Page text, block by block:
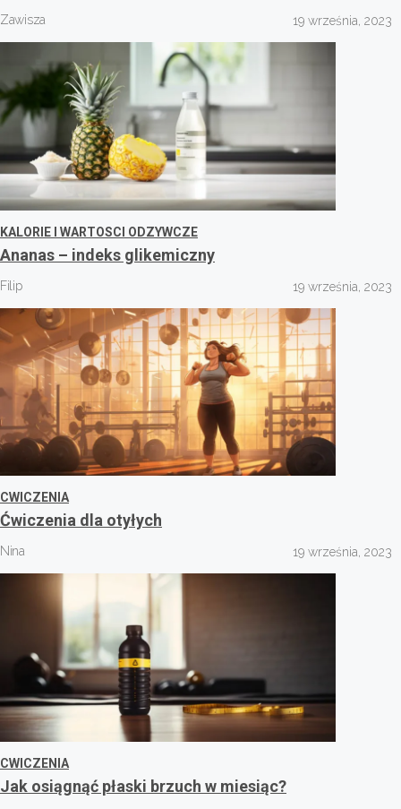
Zawisza 19 września, 2023
KALORIE I WARTOSCI ODZYWCZE
Ananas – indeks glikemiczny
Filip 19 września, 2023
CWICZENIA
Ćwiczenia dla otyłych
Nina 19 września, 2023
CWICZENIA
Jak osiągnąć płaski brzuch w miesiąc?